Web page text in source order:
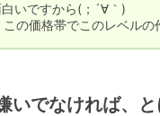
いですから(；´∀｀)
の価格帯でこのレベル
いでなければ、